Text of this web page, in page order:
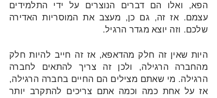
הפא, ואלו הם דברים הנוצרים על ידי התלמידים
עצמם. אז זה, גם כן, מעצב את המוסריות האדירה
שלכם. וזה יוצא מגדר הרגיל.
היות שאין זה חלק מהדאפא, אז זה חייב להיות חלק
מהחברה הרגילה, ולכן זה צריך להתאים לחברה
הרגילה. מי שאתם מצילים הם החיים בחברה הרגילה,
אז על אחת כמה וכמה אתם צריכים להתקרב יותר